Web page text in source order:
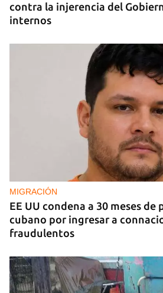
contra la injerencia del
internos
MIGRACIÓN
EE UU condena a 30 meses de
cubano por ingresar a
fraudulentos